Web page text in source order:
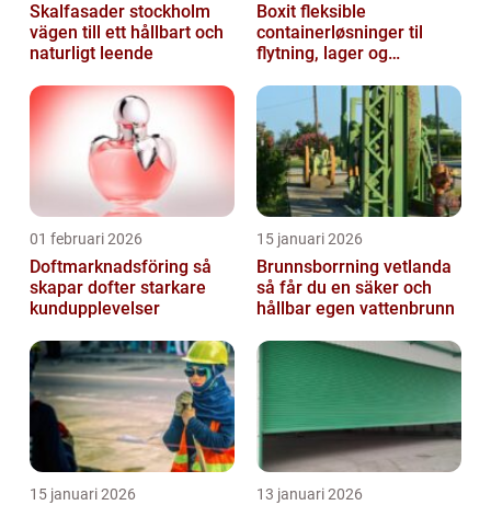
Skalfasader stockholm
vägen till ett hållbart och
naturligt leende
Boxit fleksible
containerløsninger til
flytning, lager og
01 februari 2026
Doftmarknadsföring så
skapar dofter starkare
kundupplevelser
15 januari 2026
Brunnsborrning vetlanda
så får du en säker och
hållbar egen vattenbrunn
15 januari 2026 13 januari 2026